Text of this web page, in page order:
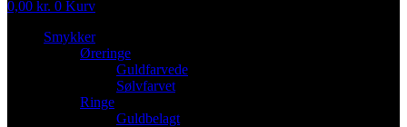
0,00 kr. 0 Kurv
Smykker
Øreringe
Guldfarvede
Sølvfarvet
Ringe
Guldbelagt